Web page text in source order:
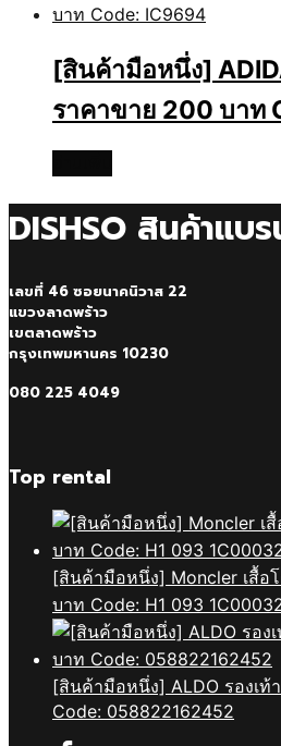
[สินค้ามือหนึ่ง]
ราคาขาย 200 บาท
DISHSO สินค้าแบ
เลขที่ 46 ซอยนาคนิวาส 22
แขวงลาดพร้าว
เขตลาดพร้าว
กรุงเทพมหานคร 10230
080 225 4049
Top rental
[สินค้ามือหนึ่ง] Moncler เสื้อ
บาท Code: H1 093
[สินค้ามือหนึ่ง] ALDO รองเท้
Code: 058822162452